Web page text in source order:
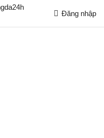
Đăng nhập